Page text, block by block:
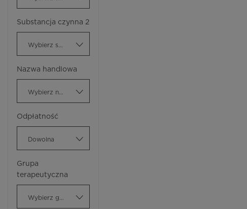
Substancja czynna 2
Nazwa handlowa
Odpłatność
Dowolna
Grupa
terapeutyczna